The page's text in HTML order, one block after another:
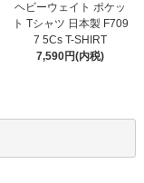
ヘビーウェイト ポケッ
ト Tシャツ 日本製 F709
7 5Cs T-SHIRT
7,590円(内税)